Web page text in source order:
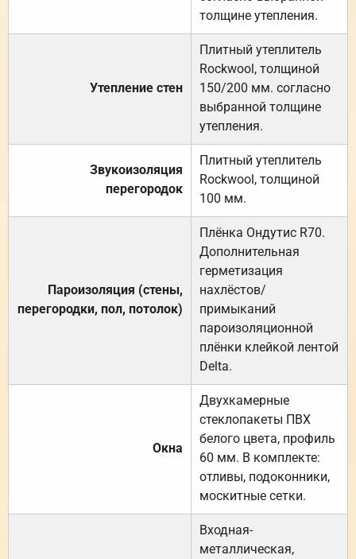
толщине утепления.
Утепление стен
Плитный утеплитель
Rockwool, толщиной
150/200 мм. согласно
выбранной толщине
утепления.
Звукоизоляция
перегородок
Плитный утеплитель
Rockwool, толщиной
100 мм.
Пароизоляция (стены,
перегородки, пол, потолок)
Плёнка Ондутис R70.
Дополнительная
герметизация
нахлёстов/
примыканий
пароизоляционной
плёнки клейкой лентой
Delta.
Окна
Двухкамерные
стеклопакеты ПВХ
белого цвета, профиль
60 мм. В комплекте:
отливы, подоконники,
москитные сетки.
Входная-
металлическая,